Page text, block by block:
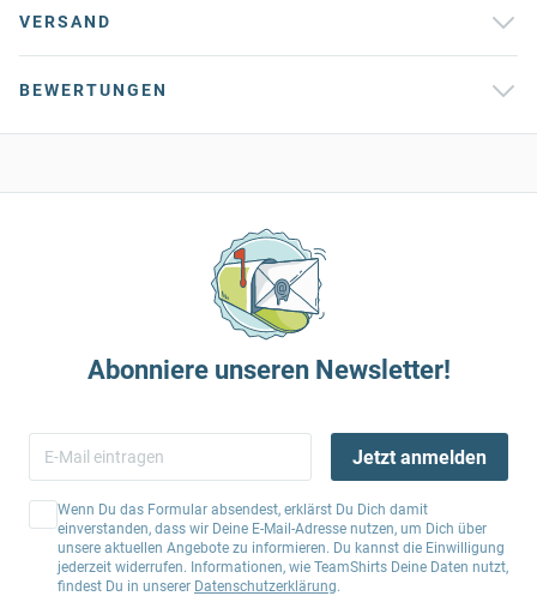
VERSAND
BEWERTUNGEN
Abonniere unseren Newsletter!
Jetzt anmelden
Wenn Du das Formular absendest, erklärst Du Dich damit
einverstanden, dass wir Deine E-Mail-Adresse nutzen, um Dich über
unsere aktuellen Angebote zu informieren. Du kannst die Einwilligung
jederzeit widerrufen. Informationen, wie TeamShirts Deine Daten nutzt,
findest Du in unserer Datenschutzerklärung.